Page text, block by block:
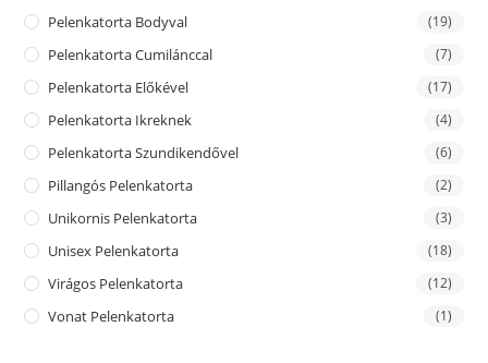
Pelenkatorta Bodyval (19)
Pelenkatorta Cumilánccal (7)
Pelenkatorta Előkével (17)
Pelenkatorta Ikreknek (4)
Pelenkatorta Szundikendővel (6)
Pillangós Pelenkatorta (2)
Unikornis Pelenkatorta (3)
Unisex Pelenkatorta (18)
Virágos Pelenkatorta (12)
Vonat Pelenkatorta (1)